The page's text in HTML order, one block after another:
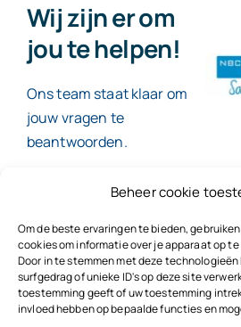
Beheer cookie
Om de beste ervaringen te bieden,
cookies om informatie over je apparaat op
Door in te stemmen met deze
surfgedrag of unieke ID's op deze site
toestemming geeft of uw toestemming
invloed hebben op bepaalde functies en
Wij zijn er om
jou te helpen!
Ons team staat klaar om
jouw vragen te
beantwoorden.
Contact
© 2026NBC Eelman &
Algemene voorwaarden|